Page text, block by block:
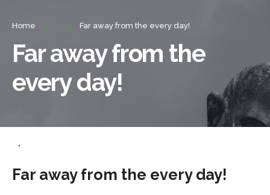
Home Far away from the every day!
Far away from the
every day!
•
Far away from the every day!